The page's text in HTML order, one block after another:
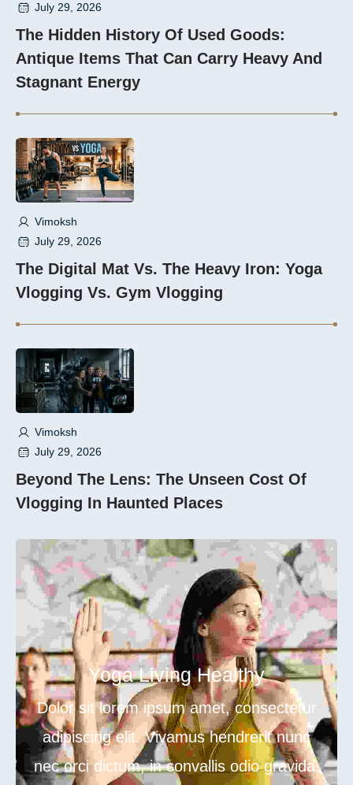
July 29, 2026
The Hidden History Of Used Goods:
Antique Items That Can Carry Heavy And
Stagnant Energy
July 29, 2026
Vimoksh
The Digital Mat Vs. The Heavy Iron: Yoga
Vlogging Vs. Gym Vlogging
July 29, 2026
Vimoksh
Beyond The Lens: The Unseen Cost Of
Vlogging In Haunted Places
Yoga Living Healthy
Dolor sit lorem ipsum amet, consectetur
adipiscing elit. Vivamus hendrerit nunc
nec orci dictum, in convallis odio gravida.